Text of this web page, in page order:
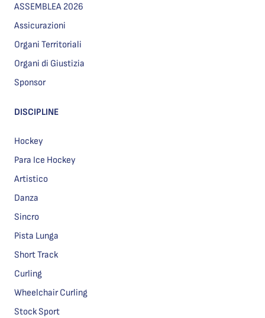
ASSEMBLEA 2026
Assicurazioni
Organi Territoriali
Organi di Giustizia
Sponsor
DISCIPLINE
Hockey
Para Ice Hockey
Artistico
Danza
Sincro
Pista Lunga
Short Track
Curling
Wheelchair Curling
Stock Sport